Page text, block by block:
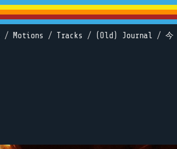
/ Motions / Tracks / (Old) Journal / 今